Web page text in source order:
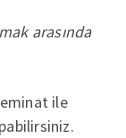
arasında
ile